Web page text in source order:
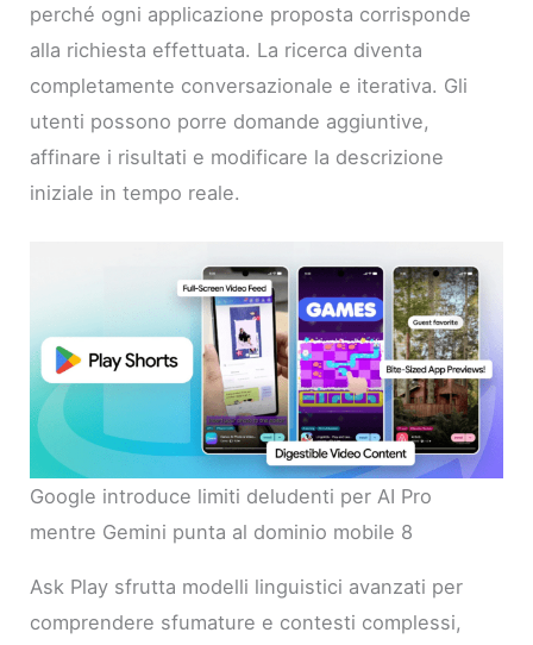
perché ogni applicazione proposta corrisponde
alla richiesta effettuata. La ricerca diventa
completamente conversazionale e iterativa. Gli
utenti possono porre domande aggiuntive,
affinare i risultati e modificare la descrizione
iniziale in tempo reale.
Google introduce limiti deludenti per AI Pro
mentre Gemini punta al dominio mobile 8
Ask Play sfrutta modelli linguistici avanzati per
comprendere sfumature e contesti complessi,